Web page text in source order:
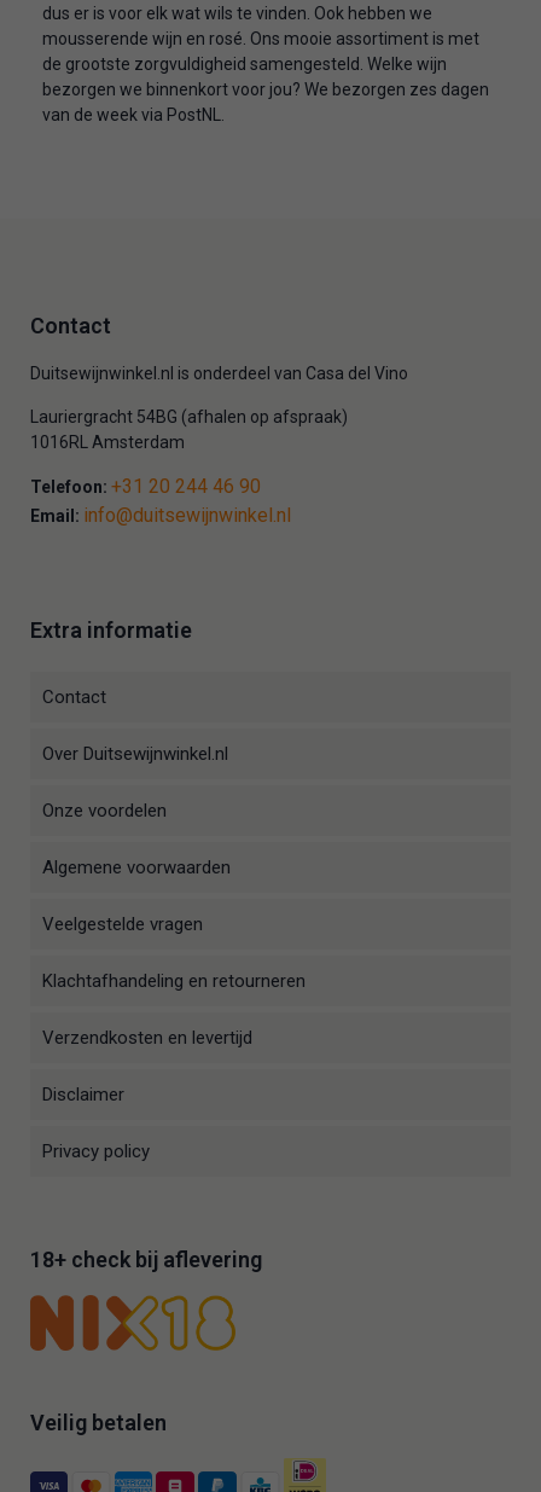
dus er is voor elk wat wils te vinden. Ook hebben we
mousserende wijn en rosé. Ons mooie assortiment is met
de grootste zorgvuldigheid samengesteld. Welke wijn
bezorgen we binnenkort voor jou? We bezorgen zes dagen
van de week via PostNL.
Contact
Duitsewijnwinkel.nl is onderdeel van Casa del Vino
Lauriergracht 54BG (afhalen op afspraak)
1016RL Amsterdam
Telefoon: +31 20 244 46 90
Email: info@duitsewijnwinkel.nl
Extra informatie
Contact
Over Duitsewijnwinkel.nl
Onze voordelen
Algemene voorwaarden
Veelgestelde vragen
Klachtafhandeling en retourneren
Verzendkosten en levertijd
Disclaimer
Privacy policy
18+ check bij aflevering
Veilig betalen